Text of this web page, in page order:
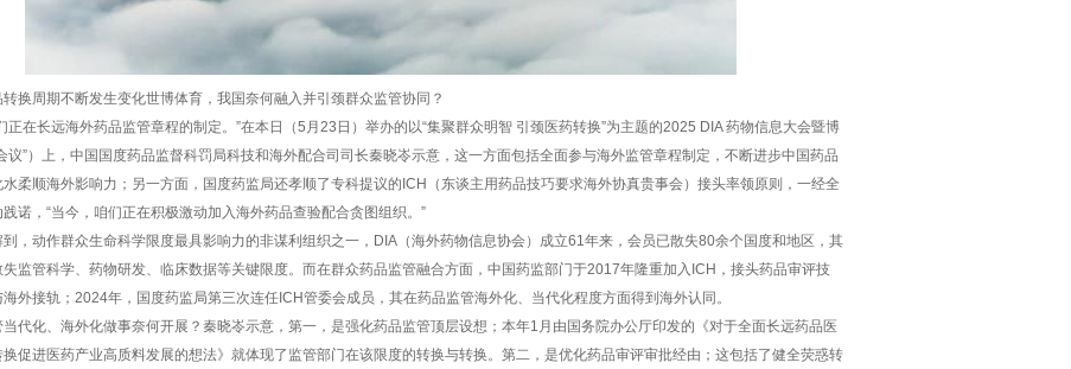
换周期不断发生变化世博体育，我国奈何融入并引颈群众监管协同？
正在长远海外药品监管章程的制定。”在本日（5月23日）举办的以“集聚群众明智 引颈医药转换”为主题的2025 DIA 药物信息大会暨博
议”）上，中国国度药品监督科罚局科技和海外配合司司长秦晓岺示意，这一方面包括全面参与海外监管章程制定，不断进步中国药品
水柔顺海外影响力；另一方面，国度药监局还孝顺了专科提议的ICH（东谈主用药品技巧要求海外协真贵事会）接头率领原则，一经全
诺，“当今，咱们正在积极激动加入海外药品查验配合贪图组织。”
，动作群众生命科学限度最具影响力的非谋利组织之一，DIA（海外药物信息协会）成立61年来，会员已散失80余个国度和地区，其
监管科学、药物研发、临床数据等关键限度。而在群众药品监管融合方面，中国药监部门于2017年隆重加入ICH，接头药品审评技
外接轨；2024年，国度药监局第三次连任ICH管委会成员，其在药品监管海外化、当代化程度方面得到海外认同。
代化、海外化做事奈何开展？秦晓岺示意，第一，是强化药品监管顶层设想；本年1月由国务院办公厅印发的《对于全面长远药品医
促进医药产业高质料发展的想法》就体现了监管部门在该限度的转换与转换。第二，是优化药品审评审批经由；这包括了健全荧惑转